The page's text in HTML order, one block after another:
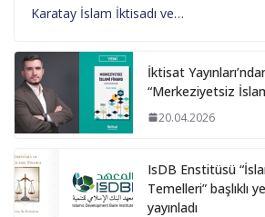
Karatay İslam İktisadı ve…
İktisat
“Merkeziyetsiz
20.04.2026
IsDB Enstitüsü
Temelleri” başlıklı
yayınladı